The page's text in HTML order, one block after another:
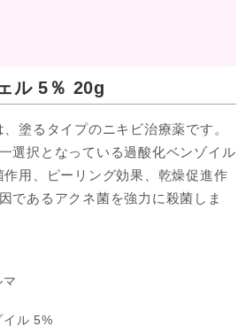
ル 5％ 20g
塗るタイプのニキビ治療薬です。
選択となっている過酸化ベンゾイル
作用、ピーリング効果、乾燥促進作
であるアクネ菌を強力に殺菌しま
マ
イル 5%